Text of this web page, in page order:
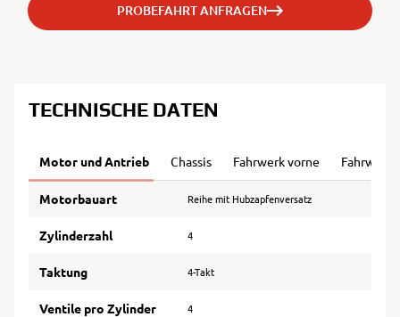
PROBEFAHRT ANFRAGEN
TECHNISCHE DATEN
Motor und Antrieb Chassis Fahrwerk vorne Fahrwerk
Motorbauart Reihe mit Hubzapfenversatz
Zylinderzahl 4
Taktung 4-Takt
Ventile pro Zylinder 4